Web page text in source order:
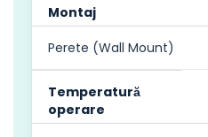
Montaj
Perete (Wall Mount)
Temperatură
operare